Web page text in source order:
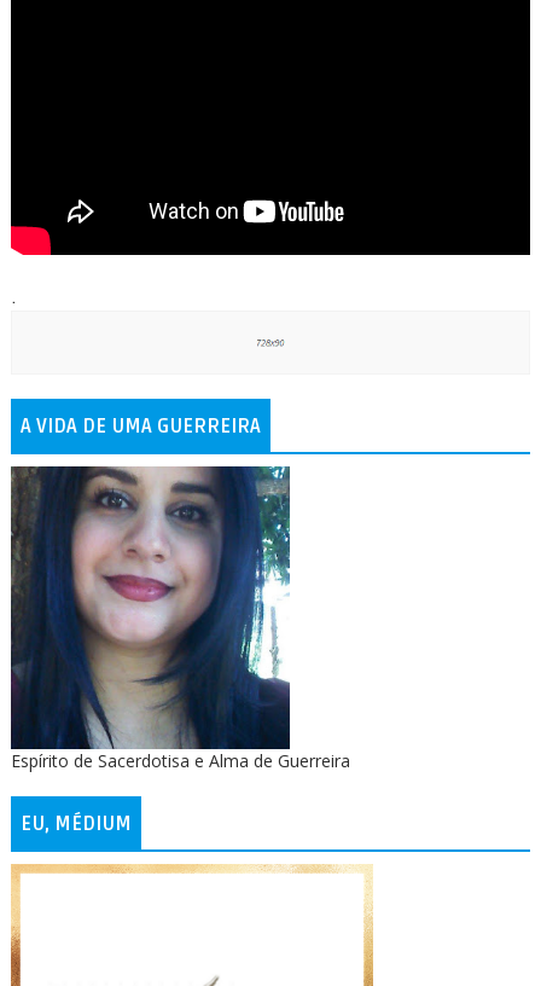
.
A VIDA DE UMA GUERREIRA
Espírito de Sacerdotisa e Alma de Guerreira
EU, MÉDIUM